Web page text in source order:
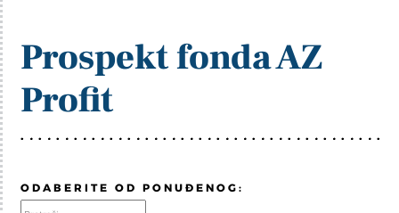
Prospekt fonda AZ
Profit
ODABERITE OD PONUĐENOG: